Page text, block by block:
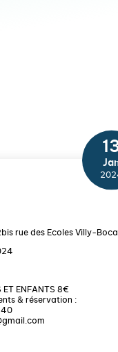
2bis rue des Ecoles Villy-
ET ENFANTS 8€
& réservation :
40